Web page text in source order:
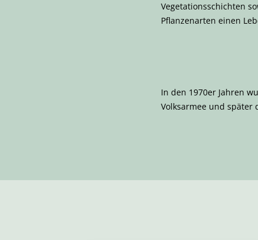
Vegetationsschichten
Pflanzenarten einen
In den 1970er Jahren
Volksarmee und später